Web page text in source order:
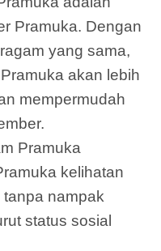
Pramuka. Dengan
yang sama,
akan lebih
mempermudah
Pramuka
kelihatan
nampak
status sosial